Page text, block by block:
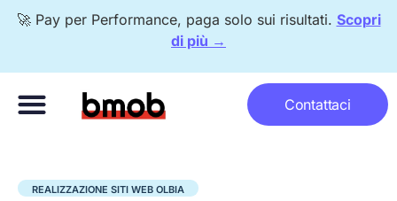
🚀 Pay per Performance, paga solo sui risultati. Scopri
di più →
Contattaci
REALIZZAZIONE SITI WEB OLBIA